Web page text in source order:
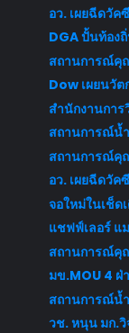
อว. เผยฉีดวั
DGA ปั้นท้อง
สถานการณ์คุ
Dow เผยนวั
สำนักงานกา
สถานการณ์น้
สถานการณ์คุ
อว. เผยฉีดวั
จอใหม่ในเช็
แชฟฟ์เลอร์ แ
สถานการณ์คุ
มข.MOU 4
สถานการณ์น้
วช. หนุน มก.